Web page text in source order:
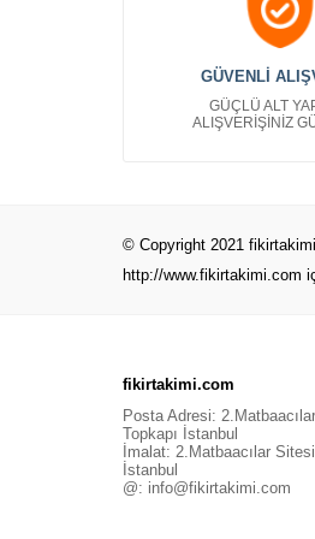
GÜVENLİ
GÜÇLÜ ALT
ALIŞVERİŞİNİZ
© Copyright 2021 fikirtakimi
http://www.fikirtakimi.com
fikirtakimi.com
Posta Adresi:
Topkapı İstanbul
İmalat: 2.Matbaacılar
İstanbul
@: info@fikirtakimi.com